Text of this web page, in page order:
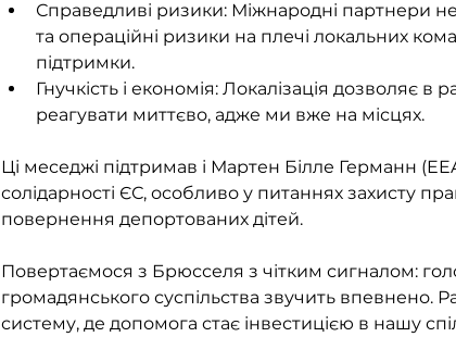
Справедливі ризики: Міжнародні партнери
та операційні ризики на плечі локальних
підтримки.
Гнучкість і економія: Локалізація дозволяє
реагувати миттєво, адже ми вже на місцях.
Ці меседжі підтримав і Мартен Білле Германн
солідарності ЄС, особливо у питаннях захисту
повернення депортованих дітей.
Повертаємося з Брюсселя з чітким сигналом:
громадянського суспільства звучить впевнено.
систему, де допомога стає інвестицією в нашу